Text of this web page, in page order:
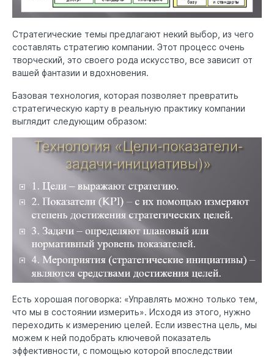
Стратегические темы предлагают некий выбор, из чего
составлять стратегию компании. Этот процесс очень
творческий, это своего рода искусство, все зависит от
вашей фантазии и вдохновения.
Базовая технология, которая позволяет превратить
стратегическую карту в реальную практику компании
выглядит следующим образом:
Есть хорошая поговорка: «Управлять можно только тем,
что мы в состоянии измерить». Исходя из этого, нужно
переходить к измерению целей. Если известна цель, мы
можем к ней подобрать ключевой показатель
эффективности, с помощью которой впоследствии